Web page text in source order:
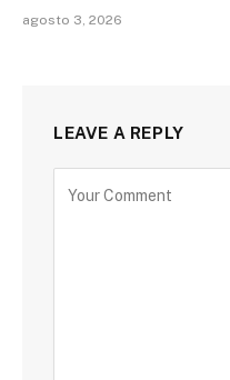
agosto 3, 2026
LEAVE A REPLY